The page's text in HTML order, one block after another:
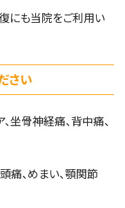
にも当院をご利用い
さい
、坐骨神経痛、背中痛、
頭痛、めまい、顎関節